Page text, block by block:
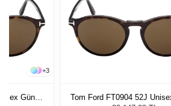
+3
Güneş
Tom Ford FT0904 52J